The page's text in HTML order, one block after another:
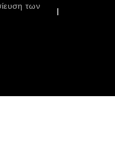
των